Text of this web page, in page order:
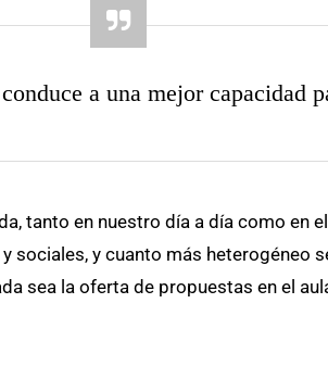
a una mejor capacidad
tanto en nuestro día a día como en
sociales, y cuanto más heterogéneo
sea la oferta de propuestas en el